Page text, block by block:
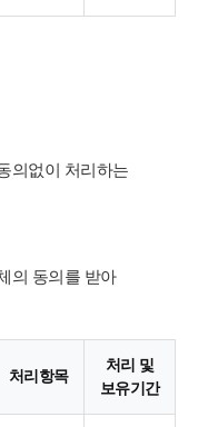
의없이 처리하는
의 동의를 받아
처리항목
처리 및
보유기간